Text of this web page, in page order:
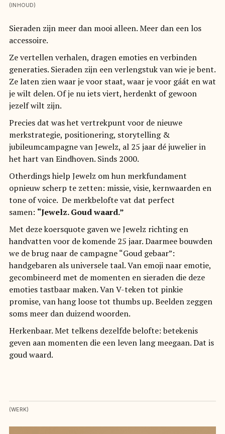
(INHOUD)
Sieraden zijn meer dan mooi alleen. Meer dan een los
accessoire.
Ze vertellen verhalen, dragen emoties en verbinden
generaties. Sieraden zijn een verlengstuk van wie je bent.
Ze laten zien waar je voor staat, waar je voor gáát en wat
je wilt delen. Of je nu iets viert, herdenkt of gewoon
jezelf wilt zijn.
Precies dat was het vertrekpunt voor de nieuwe
merkstrategie, positionering, storytelling &
jubileumcampagne van Jewelz, al 25 jaar dé juwelier in
het hart van Eindhoven. Sinds 2000.
Otherdings hielp Jewelz om hun merkfundament
opnieuw scherp te zetten: missie, visie, kernwaarden en
tone of voice. De merkbelofte vat dat perfect
samen: “Jewelz. Goud waard.”
Met deze koersquote gaven we Jewelz richting en
handvatten voor de komende 25 jaar. Daarmee bouwden
we de brug naar de campagne “Goud gebaar”:
handgebaren als universele taal. Van emoji naar emotie,
gecombineerd met de momenten en sieraden die deze
emoties tastbaar maken. Van V-teken tot pinkie
promise, van hang loose tot thumbs up. Beelden zeggen
soms meer dan duizend woorden.
Herkenbaar. Met telkens dezelfde belofte: betekenis
geven aan momenten die een leven lang meegaan. Dat is
goud waard.
(WERK)